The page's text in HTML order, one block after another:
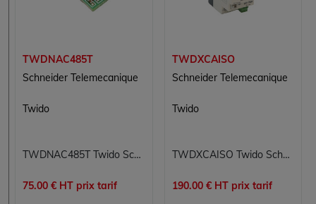
TWDNAC485T
Schneider Telemecanique
Twido
TWDNAC485T Twido Schneider Telemecanique
75.00 € HT prix tarif
TWDXCAISO
Schneider Telemecanique
Twido
TWDXCAISO Twido Schneider Telemecanique
190.00 € HT prix tarif